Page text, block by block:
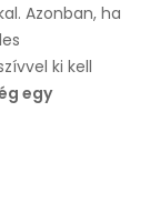
Azonban, ha
ki kell
egy